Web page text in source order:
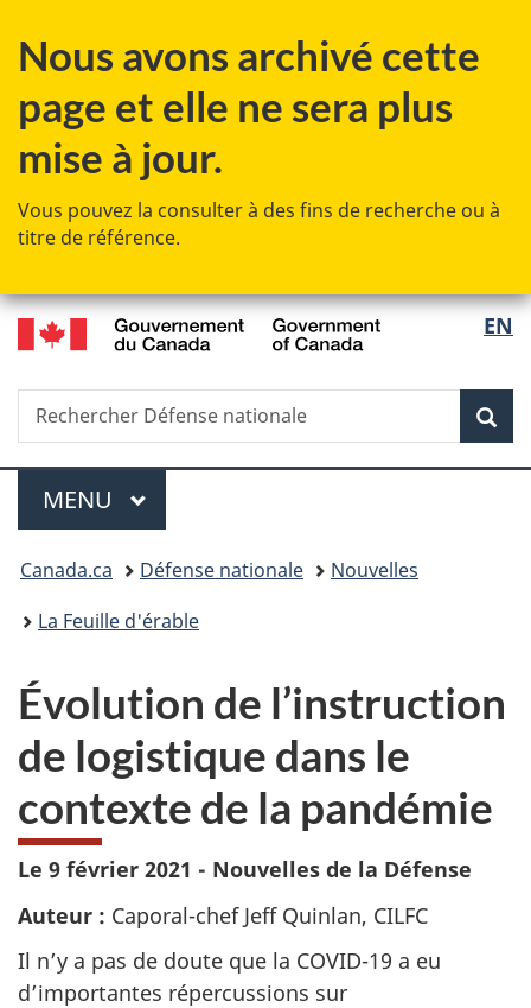
au
principal
à
Au
»
à
version
Nous avons archivé cette
page et elle ne sera plus
mise à jour.
Vous pouvez la consulter à des fins de recherche ou à
titre de référence.
de
la
EN
Recherche
Rechercher
Défense
Menu
MENU PRINCIPAL
Vous
êtes
Canada.ca Défense nationale
Nouvelles
La Feuille d'érable
Évolution de l’instruction
de logistique dans le
contexte de la pandémie
Le 9 février 2021 - Nouvelles de la Défense
Auteur : Caporal-chef Jeff Quinlan, CILFC
Il n’y a pas de doute que la COVID-19 a eu
d’importantes répercussions sur